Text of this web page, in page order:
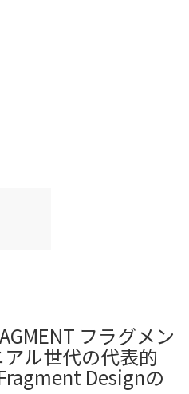
フラグメン
ル世代の代表的
Designの